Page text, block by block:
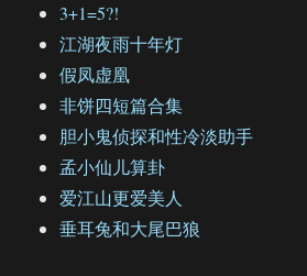
3+1=5?!
江湖夜雨十年灯
假凤虚凰
非饼四短篇合集
胆小鬼侦探和性冷淡助手
孟小仙儿算卦
爱江山更爱美人
垂耳兔和大尾巴狼